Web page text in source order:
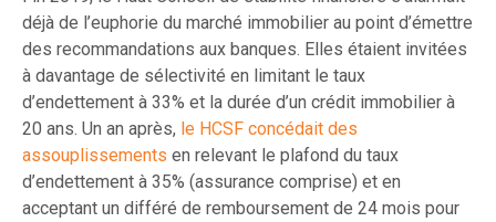
déjà de l’euphorie du marché immobilier au point d’émettre
des recommandations aux banques. Elles étaient invitées
à davantage de sélectivité en limitant le taux
d’endettement à 33% et la durée d’un crédit immobilier à
20 ans. Un an après, le HCSF concédait des
assouplissements en relevant le plafond du taux
d’endettement à 35% (assurance comprise) et en
acceptant un différé de remboursement de 24 mois pour